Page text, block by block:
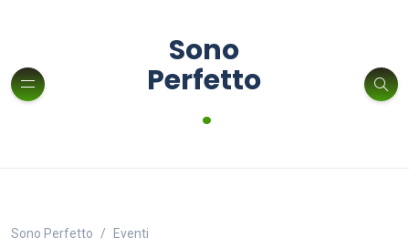
Sono
Perfetto
.
Sono Perfetto
Eventi